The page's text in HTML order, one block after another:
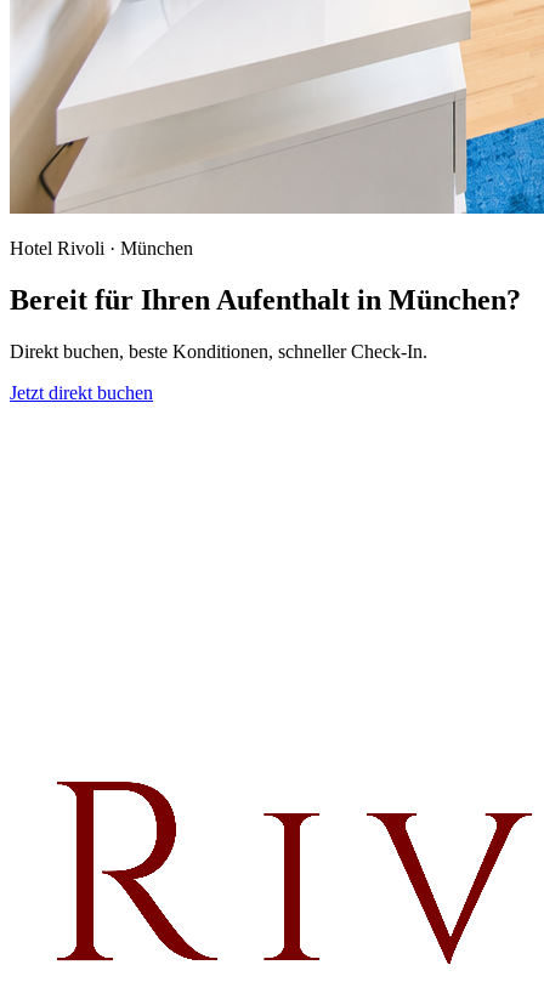
Hotel Rivoli · München
Bereit für Ihren Aufenthalt in München?
Direkt buchen, beste Konditionen, schneller Check-In.
Jetzt direkt buchen